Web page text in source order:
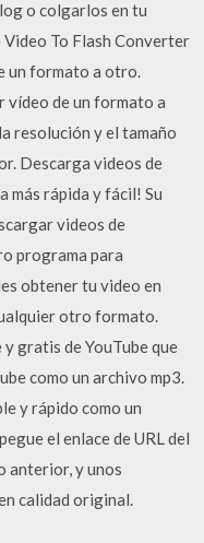
o colgarlos en tu
Video To Flash Converter
un formato a otro.
de un formato a
resolución y el tamaño
Descarga videos de
más rápida y fácil! Su
videos de
programa para
obtener tu video en
otro formato.
gratis de YouTube que
como un archivo mp3.
y rápido como un
el enlace de URL del
anterior, y unos
calidad original.